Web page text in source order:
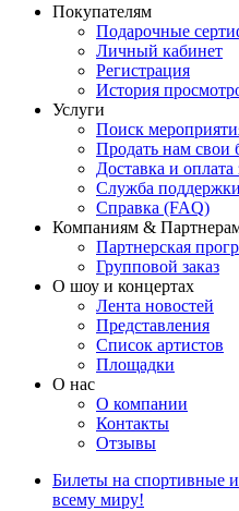
Покупателям
Подарочные
Личный кабинет
Регистрация
История
Услуги
Поиск
Продать нам свои
Доставка и оплата
Служба поддержки
Справка (FAQ)
Компаниям &
Партнерская
Групповой заказ
О шоу и концертах
Лента новостей
Представления
Список артистов
Площадки
О нас
О компании
Контакты
Отзывы
Билеты на спортивные
всему миру!